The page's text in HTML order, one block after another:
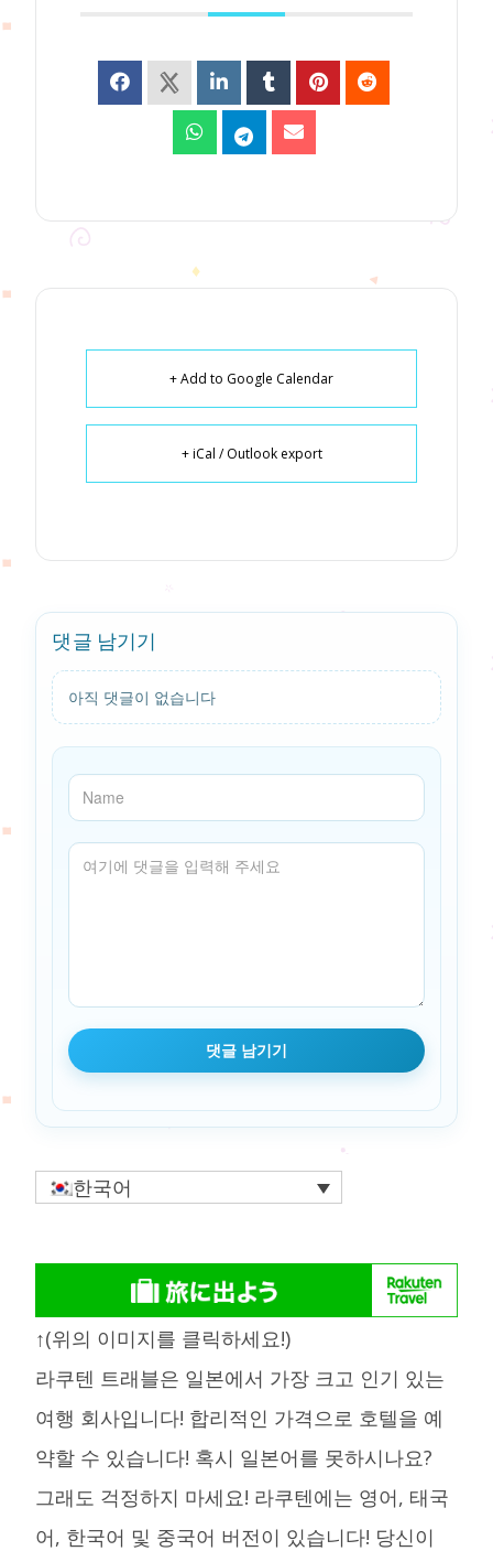
+ Add to Google Calendar
+ iCal / Outlook export
댓글 남기기
아직 댓글이 없습니다
한국어
↑(위의 이미지를 클릭하세요!)
라쿠텐 트래블은 일본에서 가장 크고 인기 있는
여행 회사입니다! 합리적인 가격으로 호텔을 예
약할 수 있습니다! 혹시 일본어를 못하시나요?
그래도 걱정하지 마세요! 라쿠텐에는 영어, 태국
어, 한국어 및 중국어 버전이 있습니다! 당신이